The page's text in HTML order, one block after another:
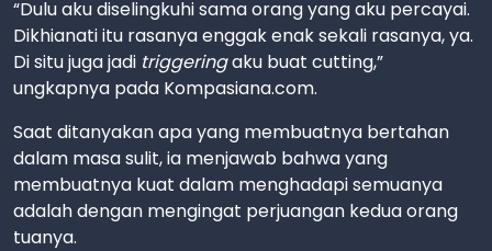
“Dulu aku diselingkuhi sama orang yang aku percayai.
Dikhianati itu rasanya enggak enak sekali rasanya, ya.
Di situ juga jadi triggeringaku buat cutting,”
ungkapnya pada Kompasiana.com.
Saat ditanyakan apa yang membuatnya bertahan
dalam masa sulit, ia menjawab bahwa yang
membuatnya kuat dalam menghadapi semuanya
adalah dengan mengingat perjuangan kedua orang
tuanya.